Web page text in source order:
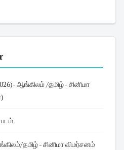
ஆங்கிலம் /தமிழ் - சினிமா
படம்
தமிழ் - சினிமா விமர்சனம்